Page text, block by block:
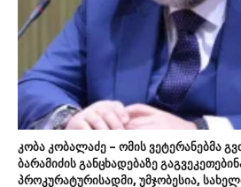
კობა კობალაძე – ომის ვეტერანებმა
ბარამიძის განცხადებაზე
პროკურატურისადმი, უმჯობესია,